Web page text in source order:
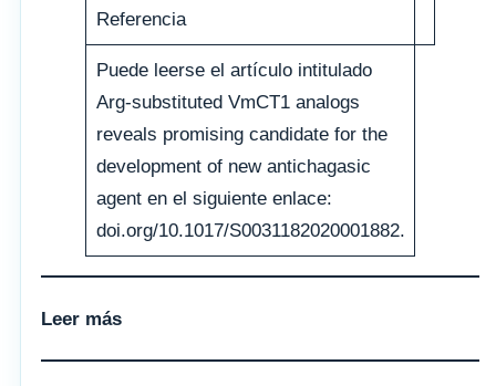
Referencia
Puede leerse el artículo intitulado
Arg-substituted VmCT1 analogs
reveals promising candidate for the
development of new antichagasic
agent en el siguiente enlace:
doi.org/10.1017/S0031182020001882.
Leer más